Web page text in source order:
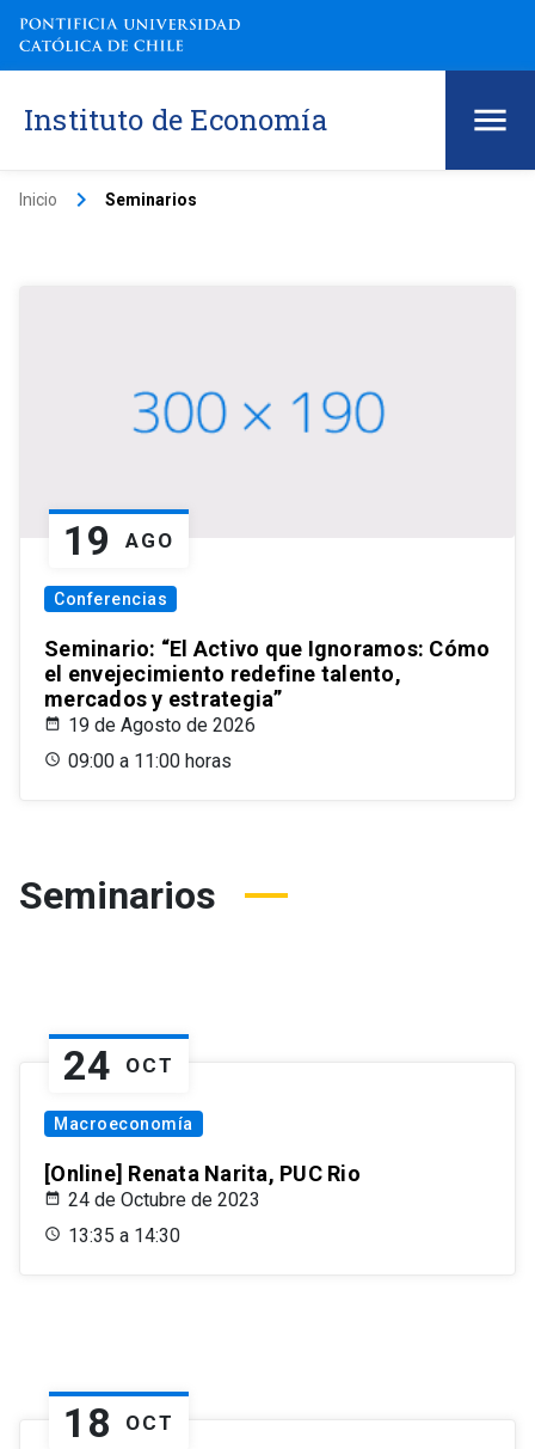
Instituto de Economía
Inicio keyboard_arrow_right Seminarios
19 AGO
Conferencias
Seminario: “El Activo que Ignoramos: Cómo
el envejecimiento redefine talento,
mercados y estrategia”
19 de Agosto de 2026
09:00 a 11:00 horas
Seminarios
24 OCT
Macroeconomía
[Online] Renata Narita, PUC Rio
24 de Octubre de 2023
13:35 a 14:30
18 OCT